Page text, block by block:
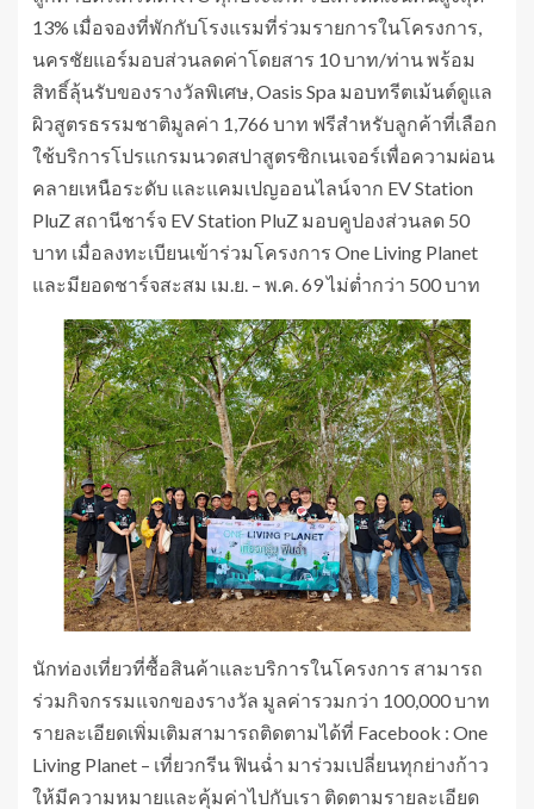
13% เมื่อจองที่พักกับโรงแรมที่ร่วมรายการในโครงการ,
นครชัยแอร์มอบส่วนลดค่าโดยสาร 10 บาท/ท่าน พร้อม
สิทธิ์ลุ้นรับของรางวัลพิเศษ, Oasis Spa มอบทรีตเม้นต์ดูแล
ผิวสูตรธรรมชาติมูลค่า 1,766 บาท ฟรีสำหรับลูกค้าที่เลือก
ใช้บริการโปรแกรมนวดสปาสูตรซิกเนเจอร์เพื่อความผ่อน
คลายเหนือระดับ และแคมเปญออนไลน์จาก EV Station
PluZ สถานีชาร์จ EV Station PluZ มอบคูปองส่วนลด 50
บาท เมื่อลงทะเบียนเข้าร่วมโครงการ One Living Planet
และมียอดชาร์จสะสม เม.ย. – พ.ค. 69 ไม่ต่ำกว่า 500 บาท
นักท่องเที่ยวที่ซื้อสินค้าและบริการในโครงการ สามารถ
ร่วมกิจกรรมแจกของรางวัล มูลค่ารวมกว่า 100,000 บาท
รายละเอียดเพิ่มเติมสามารถติดตามได้ที่ Facebook : One
Living Planet – เที่ยวกรีน ฟินฉ่ำ มาร่วมเปลี่ยนทุกย่างก้าว
ให้มีความหมายและคุ้มค่าไปกับเรา ติดตามรายละเอียด